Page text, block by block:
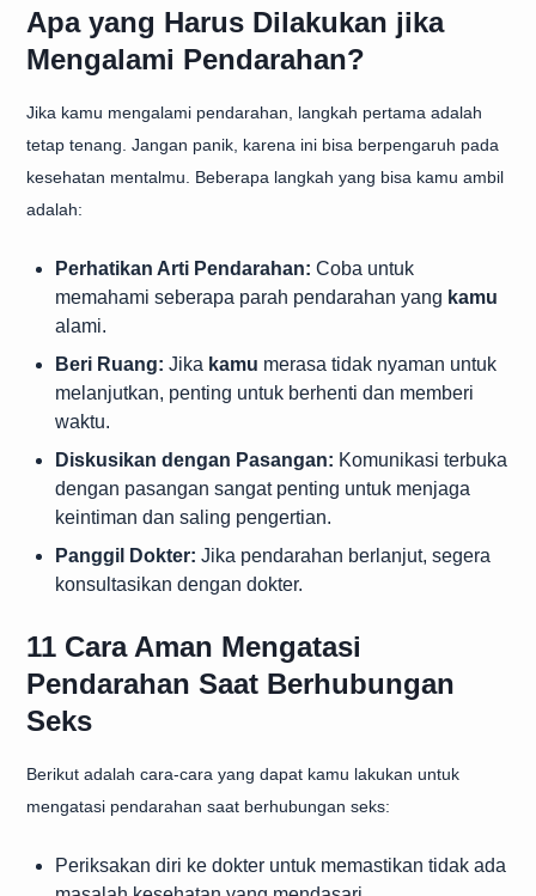
Apa yang Harus Dilakukan jika
Mengalami Pendarahan?
Jika kamu mengalami pendarahan, langkah pertama adalah
tetap tenang. Jangan panik, karena ini bisa berpengaruh pada
kesehatan mentalmu. Beberapa langkah yang bisa kamu ambil
adalah:
Perhatikan Arti Pendarahan: Coba untuk
memahami seberapa parah pendarahan yang kamu
alami.
Beri Ruang: Jika kamu merasa tidak nyaman untuk
melanjutkan, penting untuk berhenti dan memberi
waktu.
Diskusikan dengan Pasangan: Komunikasi terbuka
dengan pasangan sangat penting untuk menjaga
keintiman dan saling pengertian.
Panggil Dokter: Jika pendarahan berlanjut, segera
konsultasikan dengan dokter.
11 Cara Aman Mengatasi
Pendarahan Saat Berhubungan
Seks
Berikut adalah cara-cara yang dapat kamu lakukan untuk
mengatasi pendarahan saat berhubungan seks:
Periksakan diri ke dokter untuk memastikan tidak ada